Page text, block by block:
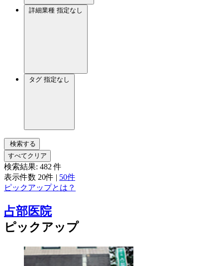
詳細業種 指定なし
タグ 指定なし
検索する
すべてクリア
検索結果: 482 件
表示件数 20件 | 50件
ピックアップとは？
占部医院
ピックアップ